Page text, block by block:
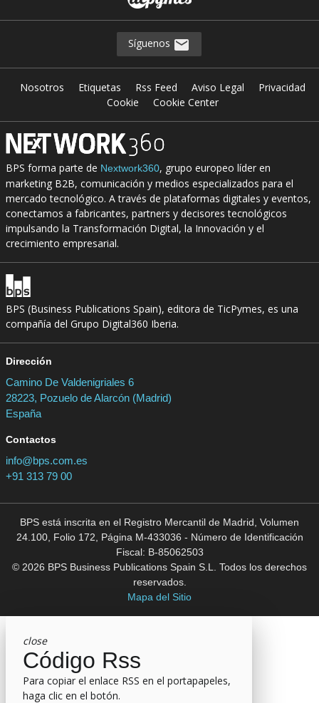
Síguenos
Nosotros Etiquetas Rss Feed Aviso Legal
Privacidad
Cookie
Cookie Center
BPS forma parte de Nextwork360, grupo europeo líder en
marketing B2B, comunicación y medios especializados para el
mercado tecnológico. A través de plataformas digitales y eventos,
conectamos a fabricantes, partners y decisores tecnológicos
impulsando la Transformación Digital, la Innovación y el
crecimiento empresarial.
BPS (Business Publications Spain), editora de TicPymes, es una
compañía del Grupo Digital360 Iberia.
Dirección
Camino De Valdenigriales 6
28223, Pozuelo de Alarcón (Madrid)
España
Contactos
info@bps.com.es
+91 313 79 00
BPS está inscrita en el Registro Mercantil de Madrid, Volumen
24.100, Folio 172, Página M-433036 - Número de Identificación
Fiscal: B-85062503
© 2026 BPS Business Publications Spain S.L. Todos los derechos
reservados.
Mapa del Sitio
close
Código Rss
Para copiar el enlace RSS en el portapapeles,
haga clic en el botón.